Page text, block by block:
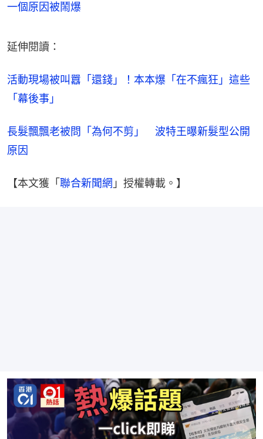
一個原因被鬧爆
延伸閱讀：
活動現場被叫囂「還錢」！本本爆「在不瘋狂」這些
「幕後事」
長髮飄飄老被問「為何不剪」　波特王曝新髮型公開
原因
【本文獲「 聯合新聞網 」授權轉載。】